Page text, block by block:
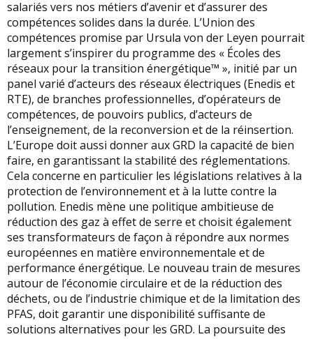
salariés vers nos métiers d’avenir et d’assurer des
compétences solides dans la durée. L’Union des
compétences promise par Ursula von der Leyen pourrait
largement s’inspirer du programme des « Écoles des
réseaux pour la transition énergétique™ », initié par un
panel varié d’acteurs des réseaux électriques (Enedis et
RTE), de branches professionnelles, d’opérateurs de
compétences, de pouvoirs publics, d’acteurs de
l’enseignement, de la reconversion et de la réinsertion.
L’Europe doit aussi donner aux GRD la capacité de bien
faire, en garantissant la stabilité des réglementations.
Cela concerne en particulier les législations relatives à la
protection de l’environnement et à la lutte contre la
pollution. Enedis mène une politique ambitieuse de
réduction des gaz à effet de serre et choisit également
ses transformateurs de façon à répondre aux normes
européennes en matière environnementale et de
performance énergétique. Le nouveau train de mesures
autour de l’économie circulaire et de la réduction des
déchets, ou de l’industrie chimique et de la limitation des
PFAS, doit garantir une disponibilité suffisante de
solutions alternatives pour les GRD. La poursuite des